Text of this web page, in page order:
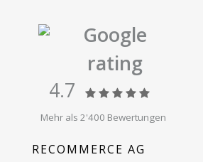
Google
rating
4.7
Mehr als 2'400 Bewertungen
RECOMMERCE AG